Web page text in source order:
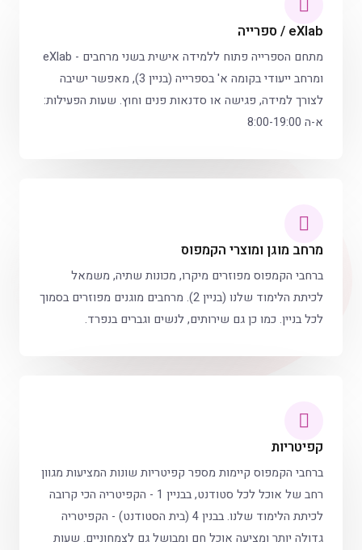
eXlab / ספרייה
מתחם הספרייה פתוח ללמידה אישית בשני מרחבים - eXlab
ומרחב ייעודי בקומה א' בספרייה (בניין 3), מאפשר ישיבה
לצורך למידה, פגישה או סדנאות פנים וחוץ. שעות הפעילות:
א-ה 8:00-19:00
מרחב מוגן ומוצרי הקמפוס
ברחבי הקמפוס מפוזרים מיקרו, מכונות שתיה, משמאל
לכיתת הלימוד שלנו (בניין 2). מרחבים מוגנים מפוזרים בסמוך
לכל בניין. כמו כן גם שירותים, לנשים וגברים בנפרד.
קפיטריות
ברחבי הקמפוס קיימות מספר קפיטריות שונות המציעות מגוון
רחב של אוכל לכל סטודנט, בבניין 1 - הקפיטריה הכי קרובה
לכיתת הלימוד שלנו. בבנין 4 (בית הסטודנט) - הקפיטריה
גדולה יותר ומציעה אוכל חם ומבושל גם לצמחוניים. שעות